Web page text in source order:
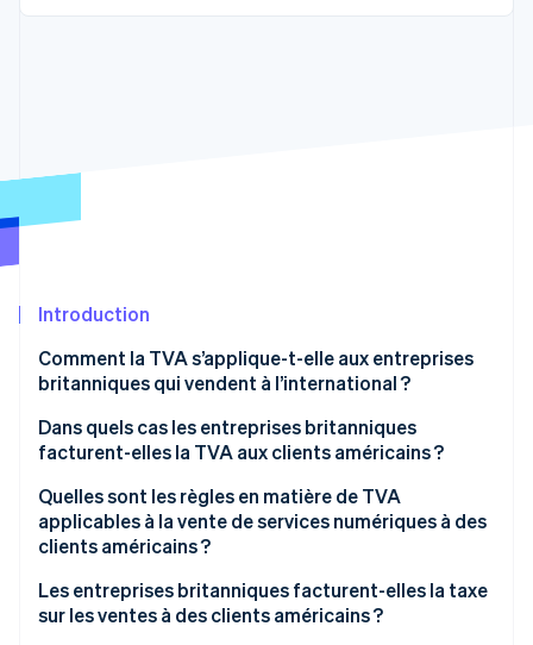
Découvrez les prochaines évolutions
Climate
Identity
Stripe Sessions 2026
Regarder la vidéo
Commerce en ligne
Introduction
Comment la TVA s’applique-t-elle aux entreprises
britanniques qui vendent à l’international ?
Dans quels cas les entreprises britanniques
facturent-elles la TVA aux clients américains ?
Expédition de biens matériels
Prestations de services à des entreprises
Prestations de services à des clients américains
Quelles sont les règles en matière de TVA
applicables à la vente de services numériques à des
clients américains ?
Les entreprises britanniques facturent-elles la taxe
sur les ventes à des clients américains ?